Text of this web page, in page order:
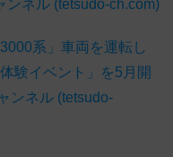
ンネル (tetsudo-ch.com)
系」車両を運転し
験イベント」を5月開
ネル (tetsudo-